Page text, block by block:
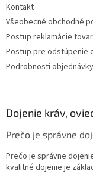
Kontakt
Všeobecné obchodné
Postup reklamácie
Postup pre odstúpenie
Podrobnosti objednávky
Dojenie kráv,
Prečo je správne
Prečo je správne
kvalitné dojenie je